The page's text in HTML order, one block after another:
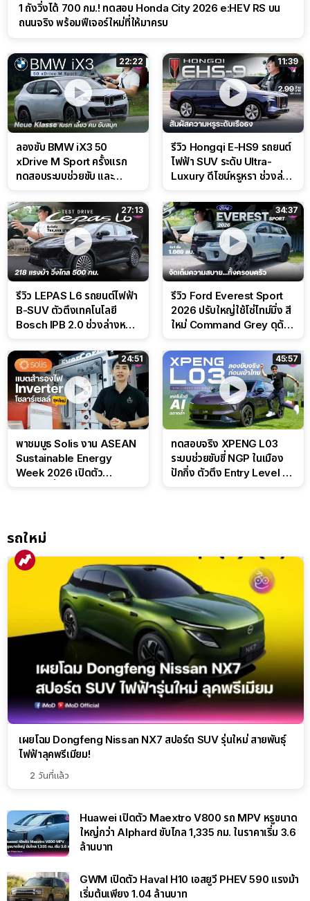
1 ถังวิ่งได้ 700 กม.! ทดสอบ Honda City 2026 e:HEV RS บน
ถนนจริง พร้อมฟีเจอร์ใหม่ที่ให้มาครบ
22:22
ลองขับ BMW iX3 50
xDrive M Sport ครั้งแรก
ทดสอบระบบช่วยขับ และ
สนาม
11:39
รีวิว Hongqi E-HS9 รถยนต์
ไฟฟ้า SUV ระดับ Ultra-
Luxury ดีไซน์หรูหรา ช่วงล่าง
27:13
รีวิว LEPAS L6 รถยนต์ไฟฟ้า
B-SUV ตัวตึงเทคโนโลยี
Bosch IPB 2.0 ช่วงล่างหนึบ
34:37
รีวิว Ford Everest Sport
2026 ปรับใหญ่ใช้โซ่ไทม์มิ่ง สี
ใหม่ Command Grey ดุดัน
24:51
พาชมบูธ Solis งาน ASEAN
Sustainable Energy
Week 2026 เปิดตัว
45:57
ทดสอบจริง XPENG L03
ระบบช่วยขับขี่ NGP ในเมือง
ปักกิ่ง ตัวตึง Entry Level ที่
รถใหม่
เผยโฉม Dongfeng Nissan NX7 สปอร์ต SUV รุ่นใหม่ สายพันธุ์
ไฟฟ้าลุคพรีเมียม!
2 วันที่แล้ว
Huawei เปิดตัว Maextro V800 รถ MPV หรูขนาด
ใหญ่กว่า Alphard ขับไกล 1,335 กม. ในราคาเริ่ม 3.6
ล้านบาท
GWM เปิดตัว Haval H10 เอสยูวี PHEV 590 แรงม้า
เริ่มต้นเพียง 1.04 ล้านบาท